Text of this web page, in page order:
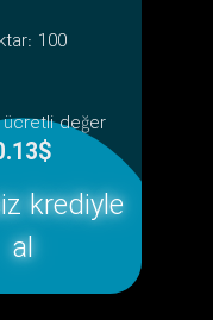
100
değer
krediyle
al